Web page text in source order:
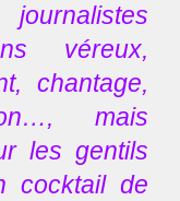
véreux,
chantage,
mais
les gentils
cocktail de